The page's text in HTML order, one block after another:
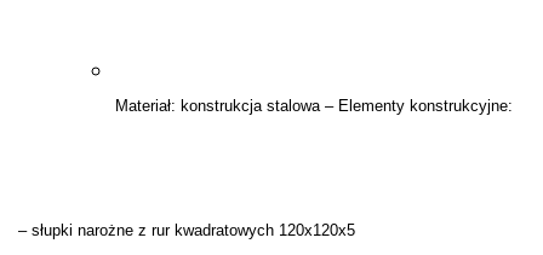
Materiał: konstrukcja stalowa – Elementy konstrukcyjne:
– słupki narożne z rur kwadratowych 120x120x5